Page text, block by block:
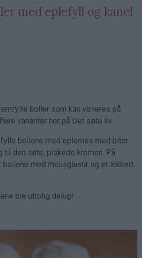
med eplefyll og kanel
boller som kan varieres på
varianter her på Det søte liv.
fylle bollene med eplemos med biter
til den søte, piskede kremen. På
bollene med melisglasur og et lekkert
ble utrolig deilig!